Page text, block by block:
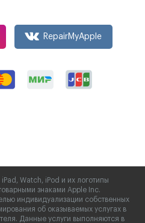
RepairMyApple
Watch, iPod и их логотипы
знаками Apple Inc.
индивидуализации собственных
об оказываемых услугах в
Данные услуги выполняются в